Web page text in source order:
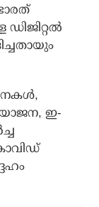
ഇ-